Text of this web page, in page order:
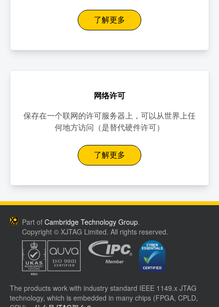
了解更多
网络许可
保存在一个联网的许可服务器上，可以从世界上任
何地方访问（是替代硬件许可）
了解更多
Part ofCambridge Technology Group.
Copyright © XJTAG Limited. All rights reserved.
The products work with industry standard IEEE 1149.x JTAG
technology, which is embedded in many chips (FPGA, CPLD,